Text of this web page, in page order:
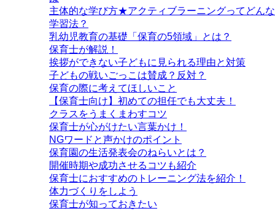
主体的な学び方★アクティブラーニングってどんな
学習法？
乳幼児教育の基礎「保育の5領域」とは？
保育士が解説！
挨拶ができない子どもに見られる理由と対策
子どもの戦いごっこは賛成？反対？
保育の際に考えてほしいこと
【保育士向け】初めての担任でも大丈夫！
クラスをうまくまわすコツ
保育士が心がけたい言葉かけ！
NGワードと声かけのポイント
保育園の生活発表会のねらいとは？
開催時期や成功させるコツも紹介
保育士におすすめのトレーニング法を紹介！
体力づくりをしよう
保育士が知っておきたい